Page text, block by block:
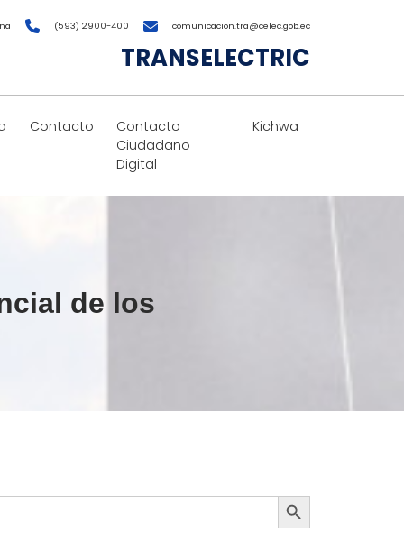
(593) 2900-400 comunicacion.tra@celec.gob.ec
TRANSELECTRIC
Contacto
Contacto
Ciudadano
Digital
Kichwa
de los
Botón de búsqueda